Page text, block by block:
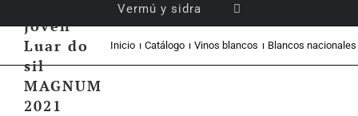
Vermú y sidra
joven
Luar do
sil
MAGNUM
2021
Inicio Catálogo Vinos blancos Blancos nacionales